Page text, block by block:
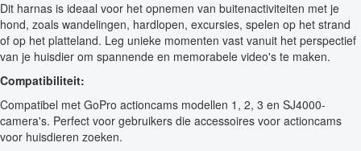
Dit harnas is ideaal voor het opnemen van buitenactiviteiten met je
hond, zoals wandelingen, hardlopen, excursies, spelen op het strand
of op het platteland. Leg unieke momenten vast vanuit het perspectief
van je huisdier om spannende en memorabele video's te maken.
Compatibiliteit:
Compatibel met GoPro actioncams modellen 1, 2, 3 en SJ4000-
camera's. Perfect voor gebruikers die accessoires voor actioncams
voor huisdieren zoeken.